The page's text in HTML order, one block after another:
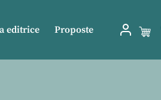
editrice Proposte